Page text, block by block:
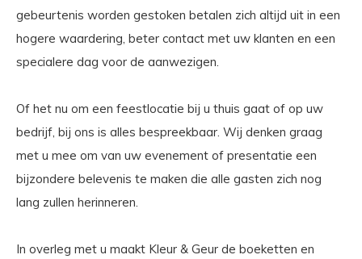
gebeurtenis worden gestoken betalen zich altijd uit in een
hogere waardering, beter contact met uw klanten en een
specialere dag voor de aanwezigen.
Of het nu om een feestlocatie bij u thuis gaat of op uw
bedrijf, bij ons is alles bespreekbaar. Wij denken graag
met u mee om van uw evenement of presentatie een
bijzondere belevenis te maken die alle gasten zich nog
lang zullen herinneren.
In overleg met u maakt Kleur & Geur de boeketten en